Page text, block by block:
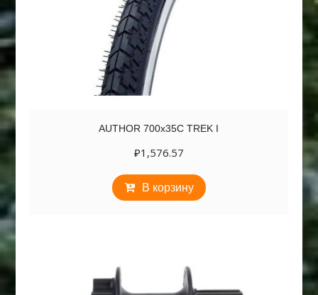
AUTHOR 700х35C TREK I
₽1,576.57
В корзину